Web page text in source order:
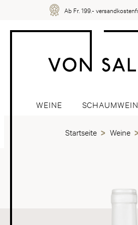
Ab Fr. 199.-
WEINE
Startseite Weine